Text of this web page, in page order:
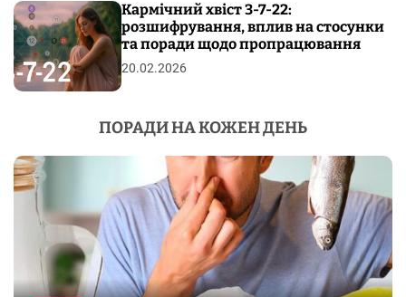
Кармічний хвіст 3-7-22:
розшифрування, вплив на стосунки
та поради щодо пропрацювання
20.02.2026
ПОРАДИ НА КОЖЕН ДЕНЬ